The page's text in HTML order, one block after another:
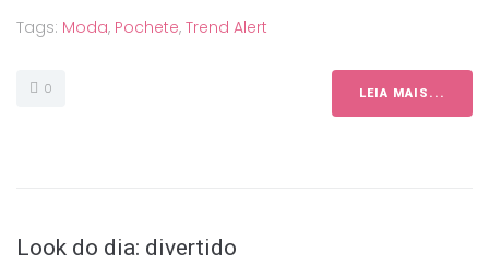
Tags: Moda, Pochete, Trend Alert
0 LEIA MAIS...
Look do dia: divertido